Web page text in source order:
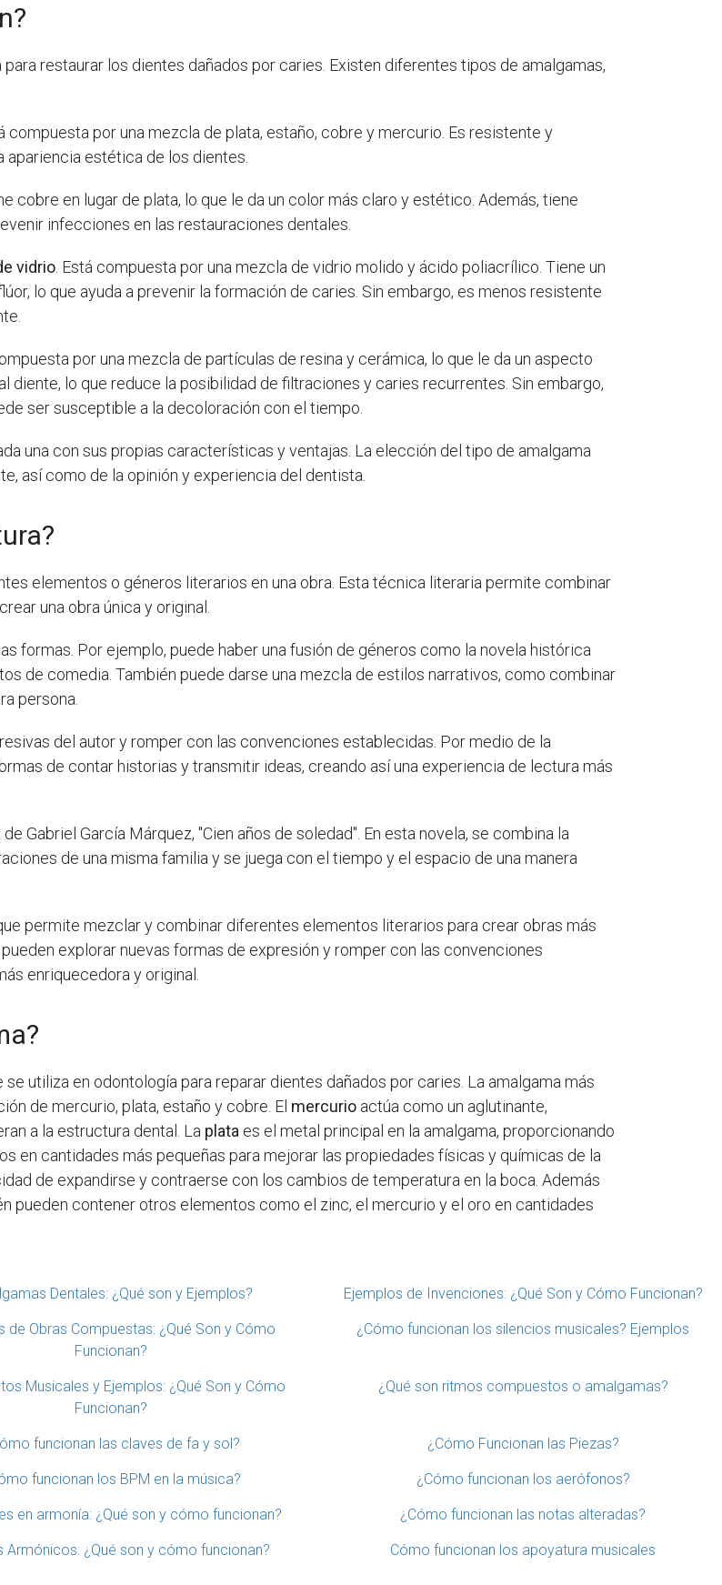
restaurar los dientes dañados por caries. Existen diferentes tipos de amalgamas,
compuesta por una mezcla de plata, estaño, cobre y mercurio. Es resistente y
estética de los dientes.
cobre en lugar de plata, lo que le da un color más claro y estético. Además, tiene
infecciones en las restauraciones dentales.
vidrio . Está compuesta por una mezcla de vidrio molido y ácido poliacrílico. Tiene un
lo que ayuda a prevenir la formación de caries. Sin embargo, es menos resistente
por una mezcla de partículas de resina y cerámica, lo que le da un aspecto
diente, lo que reduce la posibilidad de filtraciones y caries recurrentes. Sin embargo,
ser susceptible a la decoloración con el tiempo.
una con sus propias características y ventajas. La elección del tipo de amalgama
así como de la opinión y experiencia del dentista.
elementos o géneros literarios en una obra. Esta técnica literaria permite combinar
una obra única y original.
formas. Por ejemplo, puede haber una fusión de géneros como la novela histórica
de comedia. También puede darse una mezcla de estilos narrativos, como combinar
persona.
del autor y romper con las convenciones establecidas. Por medio de la
de contar historias y transmitir ideas, creando así una experiencia de lectura más
de Gabriel García Márquez, "Cien años de soledad". En esta novela, se combina la
de una misma familia y se juega con el tiempo y el espacio de una manera
permite mezclar y combinar diferentes elementos literarios para crear obras más
explorar nuevas formas de expresión y romper con las convenciones
enriquecedora y original.
se utiliza en odontología para reparar dientes dañados por caries. La amalgama más
de mercurio, plata, estaño y cobre. El mercurio actúa como un aglutinante,
a la estructura dental. La plata es el metal principal en la amalgama, proporcionando
en cantidades más pequeñas para mejorar las propiedades físicas y químicas de la
de expandirse y contraerse con los cambios de temperatura en la boca. Además
pueden contener otros elementos como el zinc, el mercurio y el oro en cantidades
Dentales: ¿Qué son y Ejemplos? Ejemplos de Invenciones: ¿Qué Son y Cómo Funcionan?
de Obras Compuestas: ¿Qué Son y Cómo
Funcionan?
¿Cómo funcionan los silencios musicales? Ejemplos
Musicales y Ejemplos: ¿Qué Son y Cómo
Funcionan?
¿Qué son ritmos compuestos o amalgamas?
funcionan las claves de fa y sol? ¿Cómo Funcionan las Piezas?
funcionan los BPM en la música? ¿Cómo funcionan los aerófonos?
en armonía: ¿Qué son y cómo funcionan? ¿Cómo funcionan las notas alteradas?
Armónicos: ¿Qué son y cómo funcionan? Cómo funcionan los apoyatura musicales